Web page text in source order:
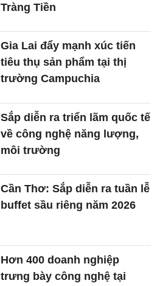
Tràng Tiền
Gia Lai đẩy mạnh xúc tiến
tiêu thụ sản phẩm tại thị
trường Campuchia
Sắp diễn ra triển lãm quốc tế
về công nghệ năng lượng,
môi trường
Cần Thơ: Sắp diễn ra tuần lễ
buffet sầu riêng năm 2026
Hơn 400 doanh nghiệp
trưng bày công nghệ tại